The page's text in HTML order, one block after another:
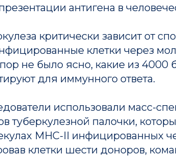
антигена в
критически зависит от
клетки через
не было ясно, какие из 4000
для иммунного ответа.
использовали масс-
туберкулезной палочки,
MHC-II инфицированных
клетки шести доноров,